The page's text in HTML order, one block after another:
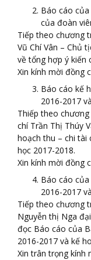
Báo cáo
của đoàn
Tiếp theo chương
Vũ Chí Vân – Chủ
về tổng hợp ý kiến
Xin kính mời đồng
Báo cáo kế
2016-2017
Thiếp theo
chí Trần Thị Thúy
hoạch thu – chi tài
học 2017-2018.
Xin kính mời đồng
Báo cáo
2016-2017
Tiếp theo chương
Nguyễn thị Nga
đọc Báo cáo của
2016-2017 và kế
Xin trân trọng kính